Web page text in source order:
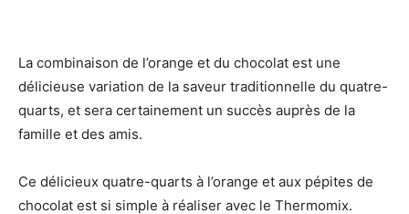
La combinaison de l’orange et du chocolat est une
délicieuse variation de la saveur traditionnelle du quatre-
quarts, et sera certainement un succès auprès de la
famille et des amis.
Ce délicieux quatre-quarts à l’orange et aux pépites de
chocolat est si simple à réaliser avec le Thermomix.